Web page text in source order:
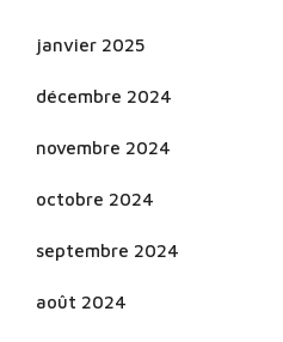
janvier 2025
décembre 2024
novembre 2024
octobre 2024
septembre 2024
août 2024